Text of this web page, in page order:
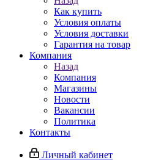
Как купить
Условия оплаты
Условия доставки
Гарантия на товар
Компания
Назад
Компания
Магазины
Новости
Вакансии
Политика
Контакты
Личный кабинет